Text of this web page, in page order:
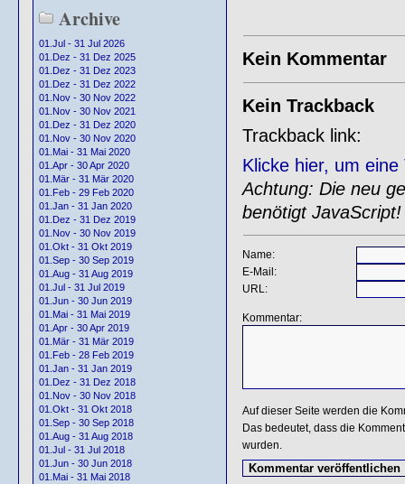
Archive
01.Jul - 31 Jul 2026
01.Dez - 31 Dez 2025
01.Dez - 31 Dez 2023
01.Dez - 31 Dez 2022
01.Nov - 30 Nov 2022
01.Nov - 30 Nov 2021
01.Dez - 31 Dez 2020
01.Nov - 30 Nov 2020
01.Mai - 31 Mai 2020
01.Apr - 30 Apr 2020
01.Mär - 31 Mär 2020
01.Feb - 29 Feb 2020
01.Jan - 31 Jan 2020
01.Dez - 31 Dez 2019
01.Nov - 30 Nov 2019
01.Okt - 31 Okt 2019
01.Sep - 30 Sep 2019
01.Aug - 31 Aug 2019
01.Jul - 31 Jul 2019
01.Jun - 30 Jun 2019
01.Mai - 31 Mai 2019
01.Apr - 30 Apr 2019
01.Mär - 31 Mär 2019
01.Feb - 28 Feb 2019
01.Jan - 31 Jan 2019
01.Dez - 31 Dez 2018
01.Nov - 30 Nov 2018
01.Okt - 31 Okt 2018
01.Sep - 30 Sep 2018
01.Aug - 31 Aug 2018
01.Jul - 31 Jul 2018
01.Jun - 30 Jun 2018
01.Mai - 31 Mai 2018
Kein Kommentar
Kein Trackback
Trackback link:
Klicke hier, um
Achtung: Die neu
benötigt JavaScript!
Name:
E-Mail:
URL:
Kommentar:
Auf dieser Seite werden die
Das bedeutet, dass die
wurden.